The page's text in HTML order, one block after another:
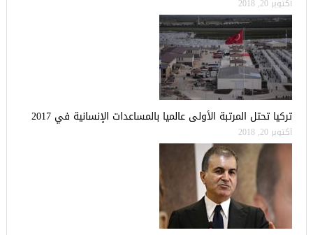
أكتوبر 20, 2018
تركيا تحتل المرتبة الأولى عالميا بالمساعدات الإنسانية في 2017
أكتوبر 20, 2018